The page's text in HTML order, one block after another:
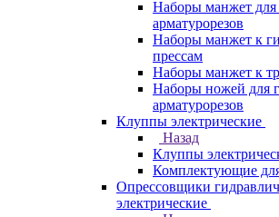
Наборы манжет для
арматурорезов
Наборы манжет к
прессам
Наборы манжет к
Наборы ножей для
арматурорезов
Клуппы электрические
Назад
Клуппы
Комплектующие
Опрессовщики
электрические